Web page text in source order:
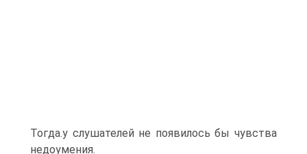
Тогда.у слушателей не появилось бы чувства
недоумения.